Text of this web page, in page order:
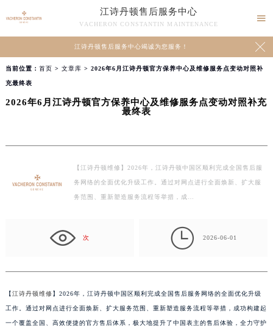
江诗丹顿售后服务中心
VACHERON CONSTANTIN MAINTENANCE

江诗丹顿售后服务中心竭诚为您服务！ 
当前位置： 首页 > 文章库 > 2026年6月江诗丹顿官方保养中心及维修服务点变动对照补
充最终表
2026年6月江诗丹顿官方保养中心及维修服务点变动对照补充
最终表
【江诗丹顿维修】2026年，江诗丹顿中国区顺利完成全国售后服
务网络的全面优化升级工作。通过对网点进行全面焕新、扩大服
务范围、重新塑造服务流程等举措，成…
次  2026-06-01
【江诗丹顿维修】2026年，江诗丹顿中国区顺利完成全国售后服务网络的全面优化升级
工作。通过对网点进行全面焕新、扩大服务范围、重新塑造服务流程等举措，成功构建起
一个覆盖全国、高效便捷的官方售后体系，极大地提升了中国表主的售后体验，全力守护